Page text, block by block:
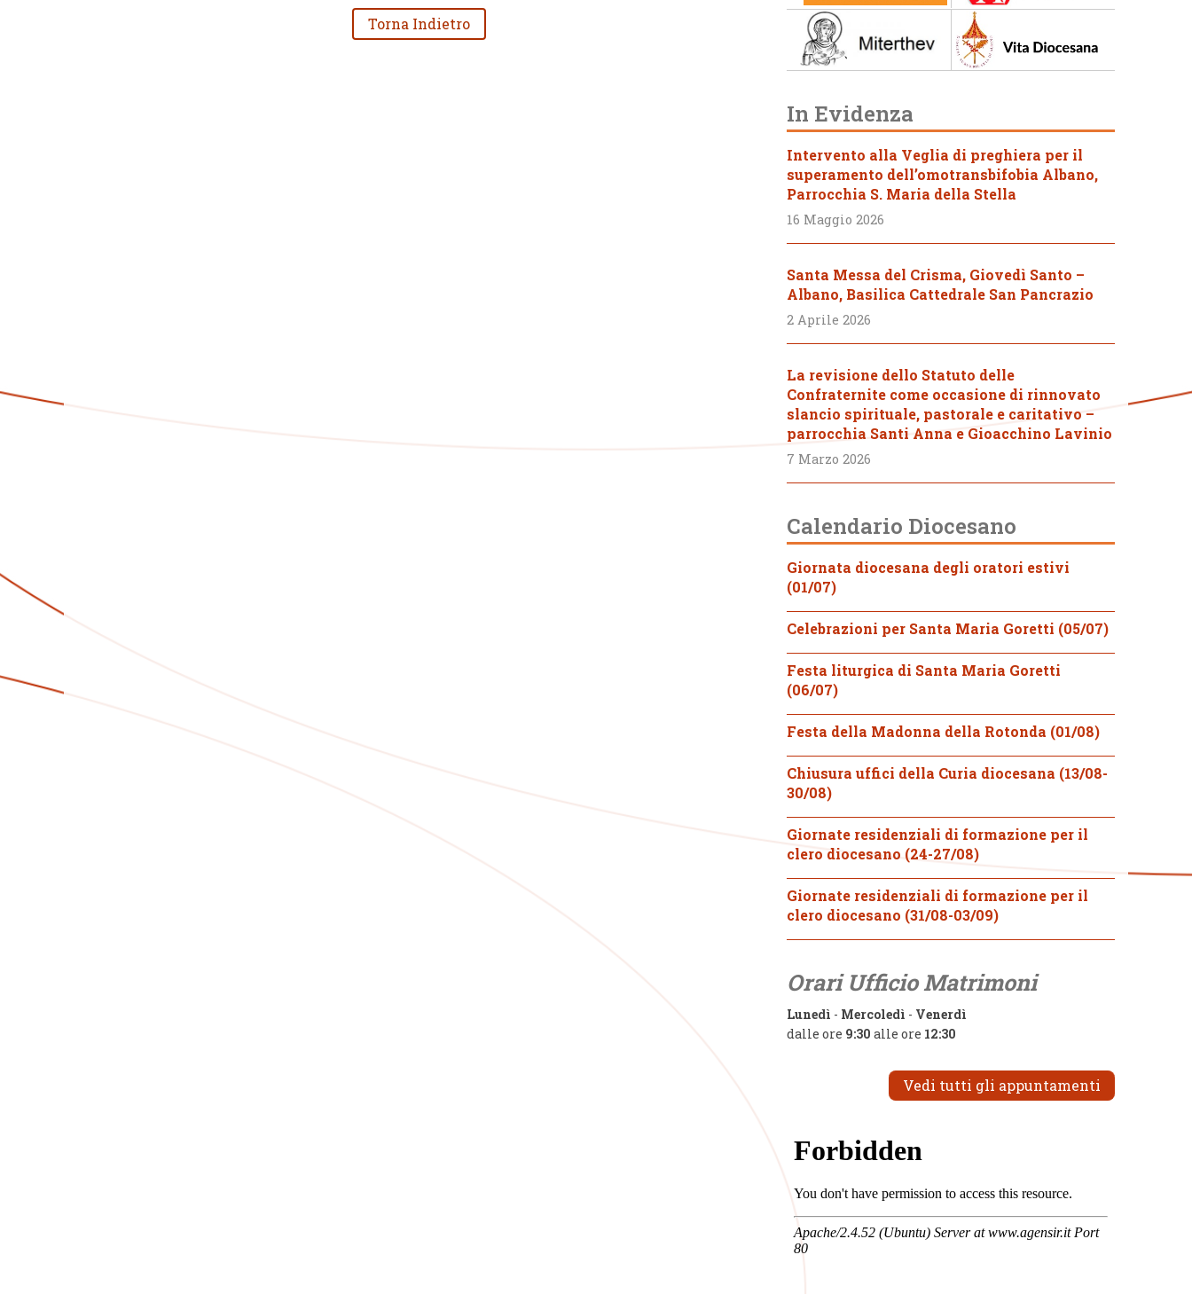
Torna Indietro
In Evidenza
Intervento alla Veglia di preghiera per il
superamento dell’omotransbifobia Albano,
Parrocchia S. Maria della Stella
16 Maggio 2026
Santa Messa del Crisma, Giovedì Santo –
Albano, Basilica Cattedrale San Pancrazio
2 Aprile 2026
La revisione dello Statuto delle
Confraternite come occasione di rinnovato
slancio spirituale, pastorale e caritativo –
parrocchia Santi Anna e Gioacchino Lavinio
7 Marzo 2026
Calendario Diocesano
Giornata diocesana degli oratori estivi
(01/07)
Celebrazioni per Santa Maria Goretti (05/07)
Festa liturgica di Santa Maria Goretti
(06/07)
Festa della Madonna della Rotonda (01/08)
Chiusura uffici della Curia diocesana (13/08-
30/08)
Giornate residenziali di formazione per il
clero diocesano (24-27/08)
Giornate residenziali di formazione per il
clero diocesano (31/08-03/09)
Orari Ufficio Matrimoni
Lunedì - Mercoledì - Venerdì
dalle ore 9:30 alle ore 12:30
Vedi tutti gli appuntamenti